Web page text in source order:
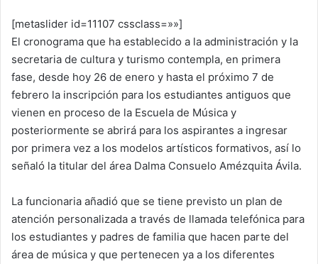
[metaslider id=11107 cssclass=»»]
El cronograma que ha establecido a la administración y la
secretaria de cultura y turismo contempla, en primera
fase, desde hoy 26 de enero y hasta el próximo 7 de
febrero la inscripción para los estudiantes antiguos que
vienen en proceso de la Escuela de Música y
posteriormente se abrirá para los aspirantes a ingresar
por primera vez a los modelos artísticos formativos, así lo
señaló la titular del área Dalma Consuelo Amézquita Ávila.
La funcionaria añadió que se tiene previsto un plan de
atención personalizada a través de llamada telefónica para
los estudiantes y padres de familia que hacen parte del
área de música y que pertenecen ya a los diferentes